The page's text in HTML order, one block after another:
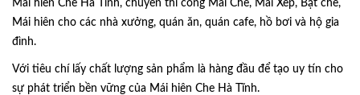
Mái hiên Che Hà Tĩnh, chuyên thi công Mái Che, Mái Xếp, Bạt che,
Mái hiên cho các nhà xưởng, quán ăn, quán cafe, hồ bơi và hộ gia
đình.
Với tiêu chí lấy chất lượng sản phẩm là hàng đầu để tạo uy tín cho
sự phát triển bền vững của Mái hiên Che Hà Tĩnh.